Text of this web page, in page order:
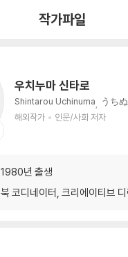
작가파일
우치누마 신타로
Shintarou Uchinuma うち
沼 晋太郞
해외작가 인문/사회 저자
1980년 출생
북 코디네이터, 크리에이티브
인문/사회 저자